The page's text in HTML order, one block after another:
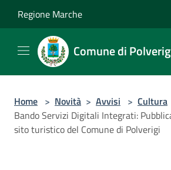
Regione Marche
Comune di
Home > Novità > Avvisi > Cultura
Bando Servizi Digitali Integrati:
sito turistico del Comune di Polverigi